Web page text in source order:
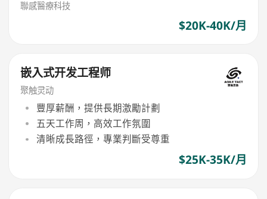
聯感醫療科技
$20K-40K/月
嵌入式开发工程师
聚触灵动
豐厚薪酬，提供長期激勵計劃
五天工作周，高效工作氛圍
清晰成長路徑，專業判斷受尊重
$25K-35K/月